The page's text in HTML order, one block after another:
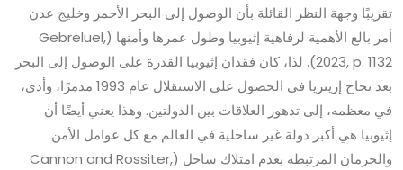
تقريبًا وجهة النظر القائلة بأن الوصول إلى البحر الأحمر وخليج عدن
أمر بالغ الأهمية لرفاهية إثيوبيا وطول عمرها وأمنها (Gebreluel,
2023, p. 1132). لذا، كان فقدان إثيوبيا القدرة على الوصول إلى البحر
بعد نجاح إريتريا في الحصول على الاستقلال عام 1993 مدمرًا، وأدى،
في معظمه، إلى تدهور العلاقات بين الدولتين. وهذا يعني أيضًا أن
إثيوبيا هي أكبر دولة غير ساحلية في العالم مع كل عوامل الأمن
والحرمان المرتبطة بعدم امتلاك ساحل (Cannon and Rossiter,